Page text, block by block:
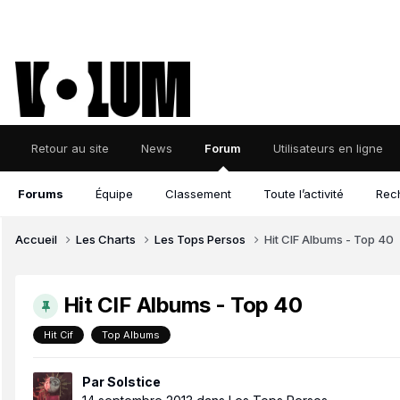
Retour au site News Forum
Forums Équipe Classement Toute l’activité
Utilisateurs en ligne
Accueil Les Charts Les Tops Persos Hit CIF Albums - Top 40
Hit CIF Albums - Top 40
Hit Cif Top Albums
ParSolstice